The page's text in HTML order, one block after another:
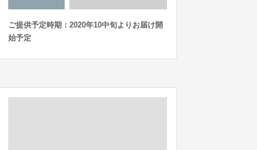
ご提供予定時期：2020年10中旬よりお届け開
始予定